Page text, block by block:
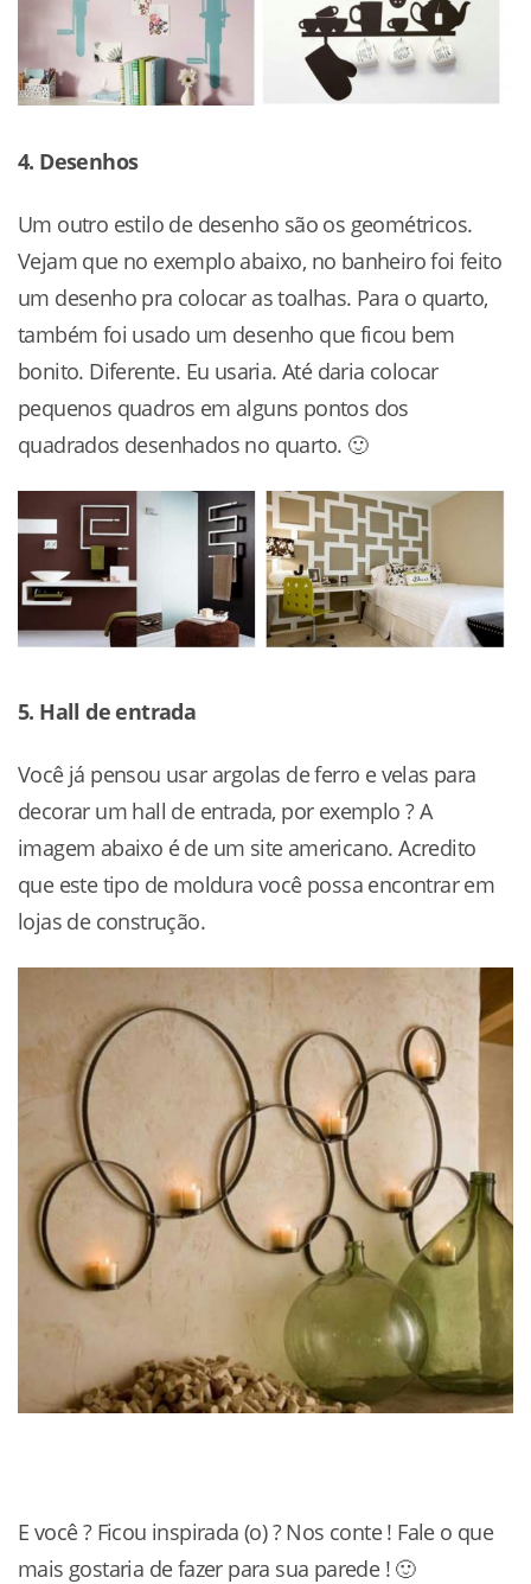
4. Desenhos
Um outro estilo de desenho são os geométricos.
Vejam que no exemplo abaixo, no banheiro foi feito
um desenho pra colocar as toalhas. Para o quarto,
também foi usado um desenho que ficou bem
bonito. Diferente. Eu usaria. Até daria colocar
pequenos quadros em alguns pontos dos
quadrados desenhados no quarto. 🙂
5. Hall de entrada
Você já pensou usar argolas de ferro e velas para
decorar um hall de entrada, por exemplo ? A
imagem abaixo é de um site americano. Acredito
que este tipo de moldura você possa encontrar em
lojas de construção.
E você ? Ficou inspirada (o) ? Nos conte ! Fale o que
mais gostaria de fazer para sua parede ! 🙂